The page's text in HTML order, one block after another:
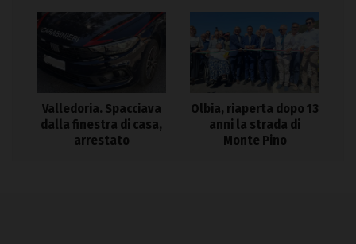
Valledoria. Spacciava
dalla finestra di casa,
arrestato
Olbia, riaperta dopo 13
anni la strada di
Monte Pino